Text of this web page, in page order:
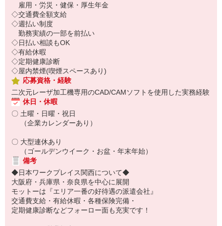
雇用・労災・健保・厚生年金
◇交通費全額支給
◇週払い制度
勤務実績の一部を前払い
◇日払い相談もOK
◇有給休暇
◇定期健康診断
◇屋内禁煙(喫煙スペースあり)
応募資格・経験
二次元レーザ加工機専用のCAD/CAMソフトを使用した実務経験
休日・休暇
〇 土曜・日曜・祝日
（企業カレンダーあり）
〇 大型連休あり
（ゴールデンウイーク・お盆・年末年始）
備考
◆日本ワークプレイス関西について◆
大阪府・兵庫県・奈良県を中心に展開
モットーは『エリア一番の好待遇の派遣会社』
交通費支給・有給休暇・各種保険完備・
定期健康診断などフォーロー面も充実です！